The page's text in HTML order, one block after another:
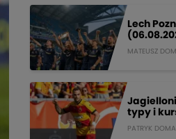
Lech
MATEUSZ
typy i
PATRYK